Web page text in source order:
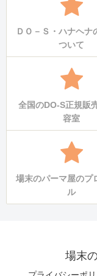
ＤＯ－Ｓ・ハナヘナ
ついて
全国のDO-S正規販
容室
場末のパーマ屋のプ
ル
場末